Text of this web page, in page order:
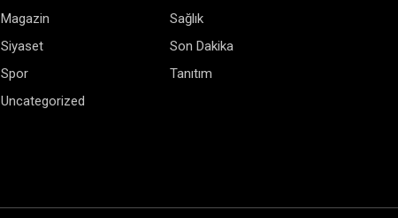
Magazin
Sağlık
Siyaset
Son Dakika
Spor
Tanıtım
Uncategorized